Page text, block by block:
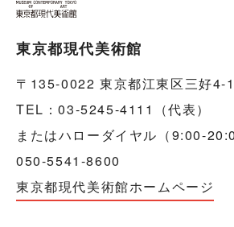
東京都現代美術館
〒135-0022 東京都江東区三好4-
TEL：03-5245-4111（代表）
またはハローダイヤル（9:00-
050-5541-8600
東京都現代美術館ホームページ